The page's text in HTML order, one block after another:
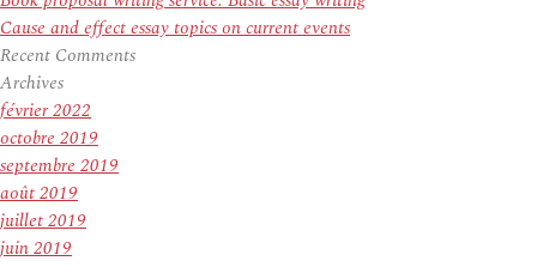
Cause and effect essay topics on current events
Recent Comments
Archives
février 2022
octobre 2019
septembre 2019
août 2019
juillet 2019
juin 2019